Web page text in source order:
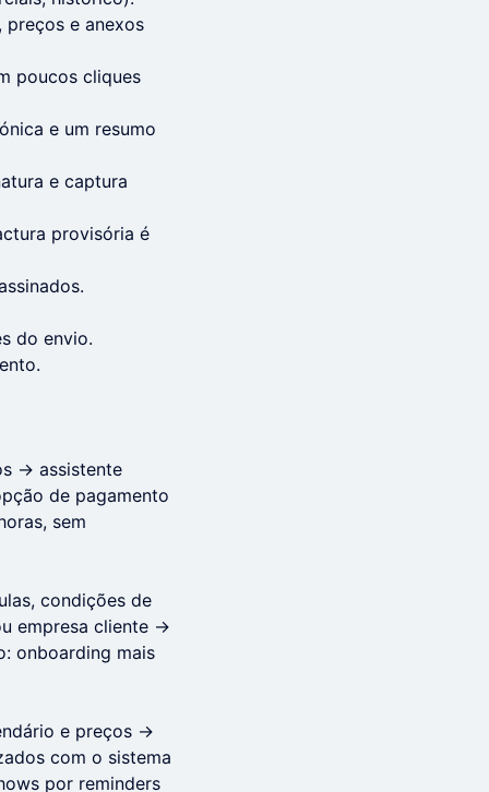
preços e anexos
poucos cliques
e um resumo
e captura
provisória é
do envio.
→ assistente
de pagamento
sem
condições de
empresa cliente →
onboarding mais
e preços →
com o sistema
por reminders